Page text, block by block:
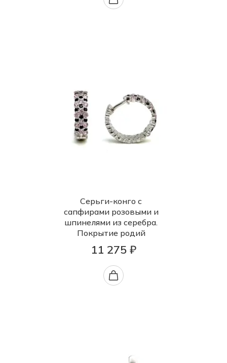
Серьги-конго с
сапфирами розовыми и
шпинелями из серебра.
Покрытие родий
11 275 ₽